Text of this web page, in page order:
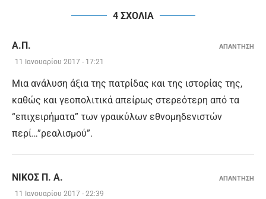
4 ΣΧΟΛΙΑ
Α.Π.
11 Ιανουαρίου 2017 - 17:21
Μια ανάλυση άξια της πατρίδας και της ιστορίας της,
καθώς και γεοπολιτικά απείρως στερεότερη από τα
“επιχειρήματα” των γραικύλων εθνομηδενιστών
περί…”ρεαλισμού”.
ΑΠΑΝΤΗΣΗ
ΝΊΚΟΣ Π. Α.
11 Ιανουαρίου 2017 - 22:39
ΑΠΑΝΤΗΣΗ